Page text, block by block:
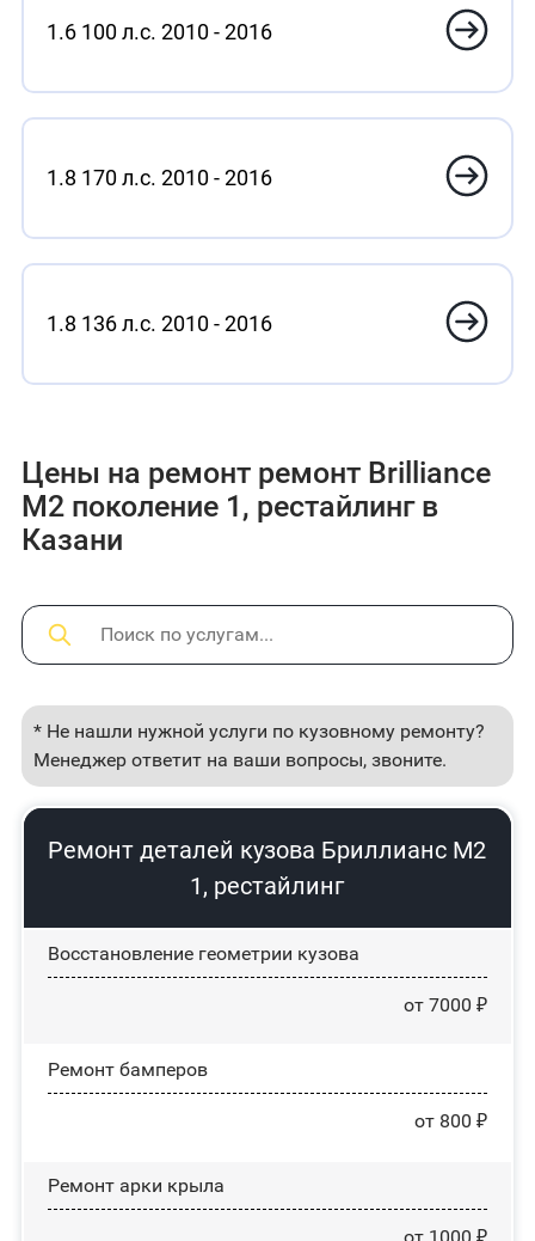
1.6 100 л.с. 2010 - 2016
1.8 170 л.с. 2010 - 2016
1.8 136 л.с. 2010 - 2016
Цены на ремонт ремонт Brilliance
M2 поколение 1, рестайлинг в
Казани
* Не нашли нужной услуги по кузовному ремонту?
Менеджер ответит на ваши вопросы, звоните.
Ремонт деталей кузова Бриллианс М2
1, рестайлинг
Восстановление геометрии кузова
от 7000 ₽
Ремонт бамперов
от 800 ₽
Ремонт арки крыла